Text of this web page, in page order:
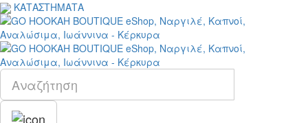
ΚΑΤΑΣΤΗΜΑΤΑ